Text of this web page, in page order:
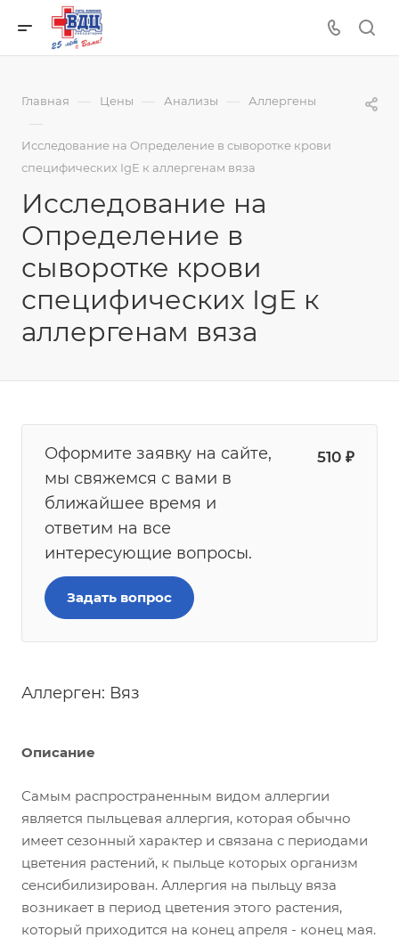
Главная — Цены — Анализы — Аллергены
—
Исследование на Определение в сыворотке крови
специфических IgE к аллергенам вяза
Исследование на
Определение в
сыворотке крови
специфических IgE к
аллергенам вяза
Оформите заявку на сайте,
мы свяжемся с вами в
ближайшее время и
ответим на все
интересующие вопросы.
510 ₽
Задать вопрос
Аллерген: Вяз
Описание
Самым распространенным видом аллергии
является пыльцевая аллергия, которая обычно
имеет сезонный характер и связана с периодами
цветения растений, к пыльце которых организм
сенсибилизирован. Аллергия на пыльцу вяза
возникает в период цветения этого растения,
который приходится на конец апреля - конец мая.